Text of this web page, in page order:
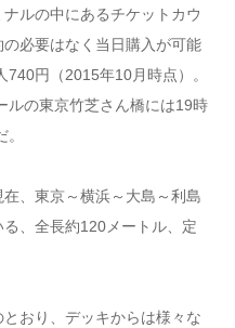
ルの中にあるチケットカウ
必要はなく当日購入が可能
円（2015年10月時点）。
ルの東京竹芝さん橋には19時
、東京～横浜～大島～利島
、全長約120メートル、定
とおり、デッキからは様々な